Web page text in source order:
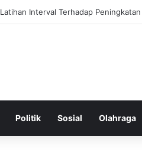
Mental: Menggali Hubungan
Politik Sosial Olahraga